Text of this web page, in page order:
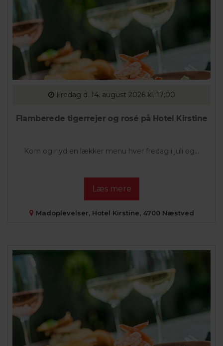
Fredag d. 14. august 2026 kl. 17:00
Flamberede tigerrejer og rosé på Hotel Kirstine
Kom og nyd en lækker menu hver fredag i juli og...
Læs mere
Madoplevelser, Hotel Kirstine, 4700 Næstved